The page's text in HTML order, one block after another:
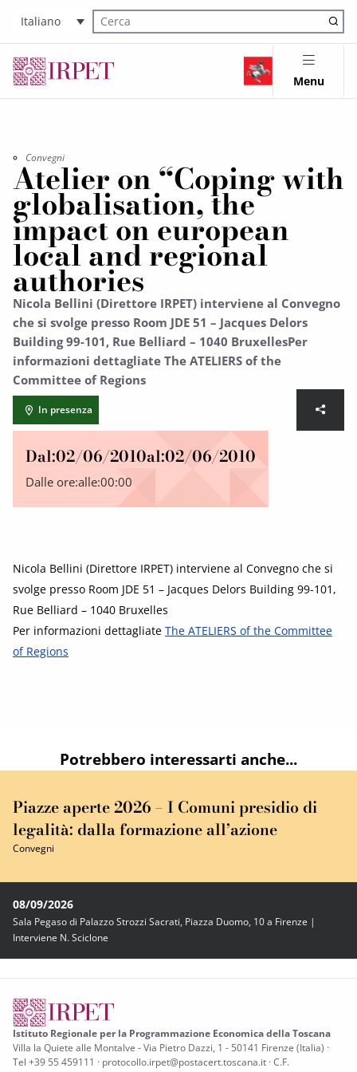
Italiano
Cerca nel sito
Menu
Convegni
Atelier on “Coping with
globalisation, the
impact on european
local and regional
authories
Nicola Bellini (Direttore IRPET) interviene al Convegno
che si svolge presso Room JDE 51 – Jacques Delors
Building 99-101, Rue Belliard – 1040 BruxellesPer
informazioni dettagliate The ATELIERS of the
Committee of Regions
In presenza
Dal:02/06/2010al:02/06/2010
Dalle ore:alle:00:00
Nicola Bellini (Direttore IRPET) interviene al Convegno che si
svolge presso Room JDE 51 – Jacques Delors Building 99-101,
Rue Belliard – 1040 Bruxelles
Per informazioni dettagliate The ATELIERS of the Committee
of Regions
Potrebbero interessarti anche...
Piazze aperte 2026 – I Comuni presidio di
legalità: dalla formazione all’azione
Convegni
08/09/2026
Sala Pegaso di Palazzo Strozzi Sacrati, Piazza Duomo, 10 a Firenze |
Interviene N. Sciclone
Istituto Regionale per la Programmazione Economica della Toscana
Villa la Quiete alle Montalve - Via Pietro Dazzi, 1 - 50141 Firenze (Italia) ·
Tel +39 55 459111 · protocollo.irpet@postacert.toscana.it · C.F.